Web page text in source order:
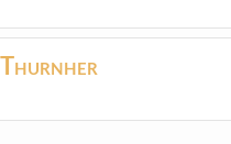
Thurnher